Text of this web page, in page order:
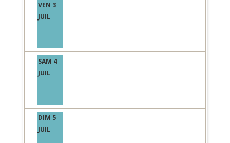
VEN 3
JUIL
SAM 4
JUIL
DIM 5
JUIL